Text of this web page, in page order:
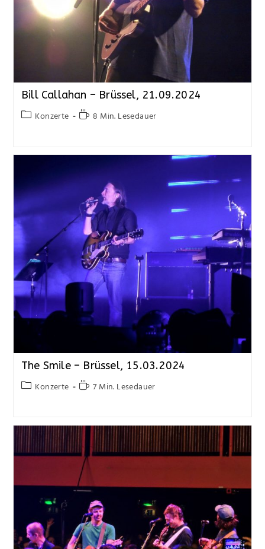
Bill Callahan – Brüssel, 21.09.2024
Konzerte 8 Min. Lesedauer
The Smile – Brüssel, 15.03.2024
Konzerte 7 Min. Lesedauer